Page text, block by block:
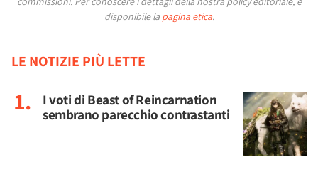
disponibile la pagina etica.
LE NOTIZIE PIÙ LETTE
I voti di Beast of Reincarnation
sembrano parecchio contrastanti